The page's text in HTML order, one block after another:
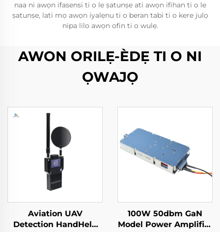
naa ni awọn ifasensi ti o le ṣatunṣe ati awọn ifihan ti o le
ṣatunṣe, lati mọ awọn iyalẹnu ti o beran tabi ti o kere julọ
nipa lilo awọn ofin ti o wulẹ.
AWON ORILẸ-ÈDẸ TI O NI
ỌWAJỌ
Aviation UAV
Detection HandHeld
100W 50dbm GaN
Model Power Amplifier